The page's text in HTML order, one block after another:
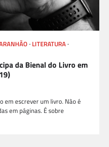
LITERATURA
da Bienal do Livro em
em escrever um livro. Não é
em páginas. É sobre